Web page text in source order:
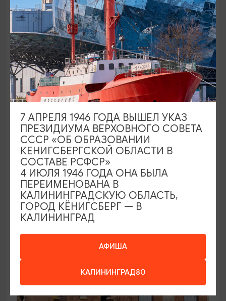
ОТ1890₽
Замки, дегустации и море!
Зеленоградск, Шаакен, Нессельбек
13:00
3500₽
АФИША
КАЛИНИНГРАД80
7 АПРЕЛЯ 1946 ГОДА ВЫШЕЛ УКАЗ
ПРЕЗИДИУМА ВЕРХОВНОГО СОВЕТА
СССР «ОБ ОБРАЗОВАНИИ
КЕНИГСБЕРГСКОЙ ОБЛАСТИ В
СОСТАВЕ РСФСР»
4 ИЮЛЯ 1946 ГОДА ОНА БЫЛА
ПЕРЕИМЕНОВАНА В
КАЛИНИНГРАДСКУЮ ОБЛАСТЬ,
ГОРОД КЁНИГСБЕРГ — В
КАЛИНИНГРАД